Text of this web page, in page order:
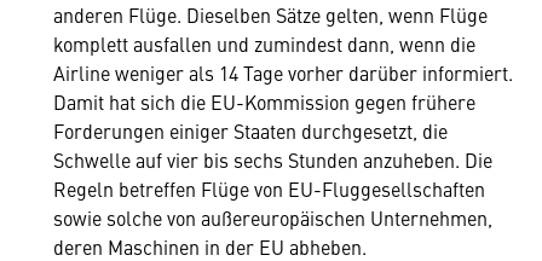
anderen Flüge. Dieselben Sätze gelten, wenn Flüge
komplett ausfallen und zumindest dann, wenn die
Airline weniger als 14 Tage vorher darüber informiert.
Damit hat sich die EU-Kommission gegen frühere
Forderungen einiger Staaten durchgesetzt, die
Schwelle auf vier bis sechs Stunden anzuheben. Die
Regeln betreffen Flüge von EU-Fluggesellschaften
sowie solche von außereuropäischen Unternehmen,
deren Maschinen in der EU abheben.